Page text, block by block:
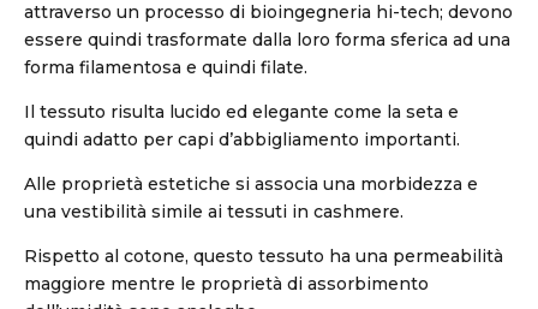
attraverso un processo di bioingegneria hi-tech; devono
essere quindi trasformate dalla loro forma sferica ad una
forma filamentosa e quindi filate.
Il tessuto risulta lucido ed elegante come la seta e
quindi adatto per capi d’abbigliamento importanti.
Alle proprietà estetiche si associa una morbidezza e
una vestibilità simile ai tessuti in cashmere.
Rispetto al cotone, questo tessuto ha una permeabilità
maggiore mentre le proprietà di assorbimento